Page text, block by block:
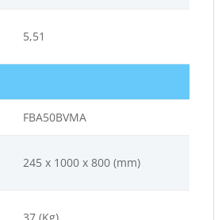
5,51
FBA50BVMA
245 x 1000 x 800 (mm)